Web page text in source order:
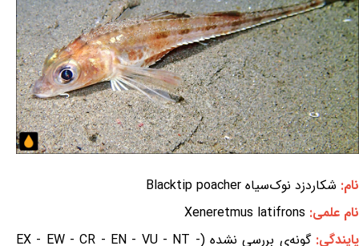
نام: شکاردزد نوک‌سیاه Blacktip poacher
نام علمی: Xeneretmus latifrons
پایندگی:
گونه‌ی بررسی نشده (EX - EW - CR - EN - VU - NT -